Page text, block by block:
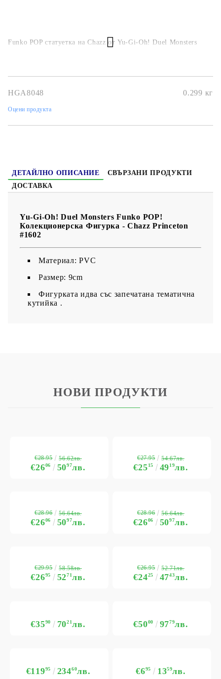
Funko POP статуетка на Chazz от Yu-Gi-Oh! Duel Monsters
HGA8048 0.299 кг
Оцени продукта
ДЕТАЙЛНО ОПИСАНИЕ
СВЪРЗАНИ ПРОДУКТИ
ДОСТАВКА
Yu-Gi-Oh! Duel Monsters Funko POP!
Колекционерска Фигурка - Chazz Princeton
#1602
Maтериал: PVC
Размер: 9cm
Фигурката идва със запечатана тематична
кутийка .
НОВИ ПРОДУКТИ
€2606 5097лв.
€28.95 56.62лв.
€2515 4919лв.
€27.95 54.67лв.
€2606 5097лв.
€28.96 56.64лв.
€2606 5097лв.
€28.96 56.64лв.
€2695 5271лв.
€29.95 58.58лв.
€2425 4743лв.
€26.95 52.71лв.
€3590 7021лв. €5000 9779лв.
€11995 23460лв. €695 1359лв.